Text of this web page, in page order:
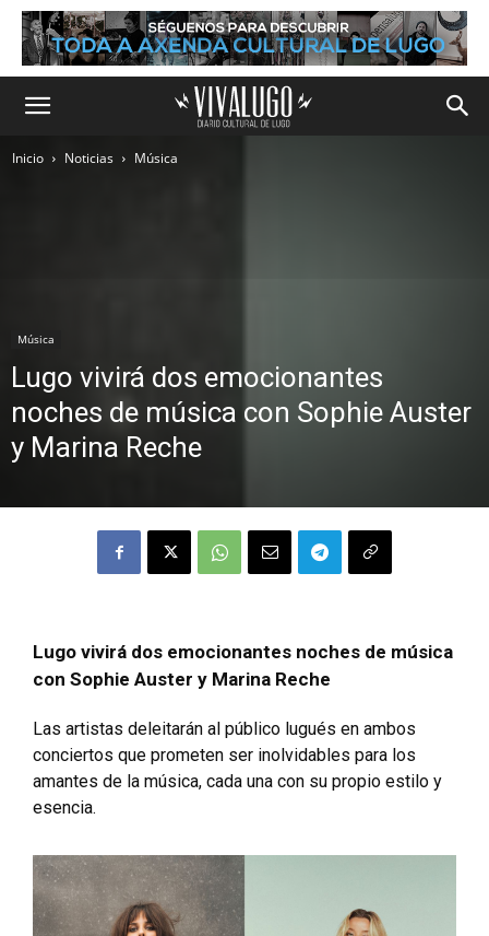
Inicio Noticias Música
Música
Lugo vivirá dos emocionantes
noches de música con Sophie Auster
y Marina Reche
Lugo vivirá dos emocionantes noches de música
con Sophie Auster y Marina Reche
Las artistas deleitarán al público lugués en ambos
conciertos que prometen ser inolvidables para los
amantes de la música, cada una con su propio estilo y
esencia.